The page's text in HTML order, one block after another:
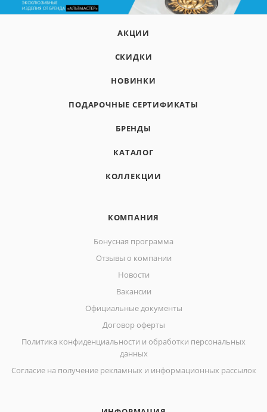
АКЦИИ
СКИДКИ
НОВИНКИ
ПОДАРОЧНЫЕ СЕРТИФИКАТЫ
БРЕНДЫ
КАТАЛОГ
КОЛЛЕКЦИИ
КОМПАНИЯ
Бонусная программа
Отзывы о компании
Новости
Вакансии
Официальные документы
Договор оферты
Политика конфиденциальности и обработки персональных
данных
Согласие на получение рекламных и информационных рассылок